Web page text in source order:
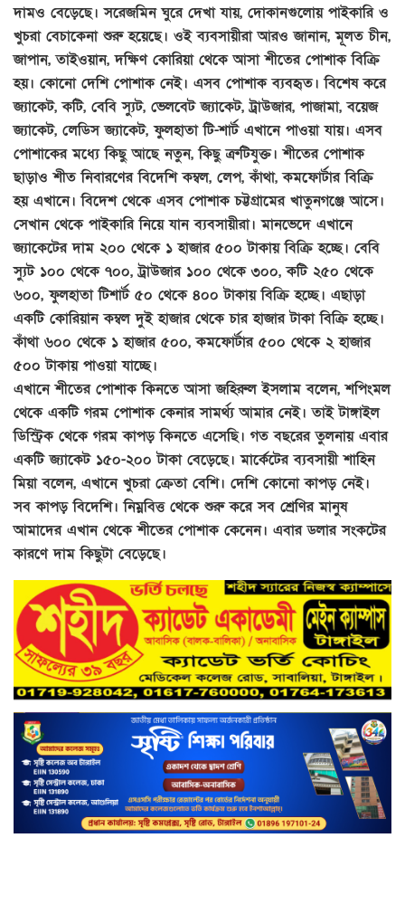
দামও বেড়েছে। সরেজমিন ঘুরে দেখা যায়, দোকানগুলোয় পাইকারি ও
খুচরা বেচাকেনা শুরু হয়েছে। ওই ব্যবসায়ীরা আরও জানান, মূলত চীন,
জাপান, তাইওয়ান, দক্ষিণ কোরিয়া থেকে আসা শীতের পোশাক বিক্রি
হয়। কোনো দেশি পোশাক নেই। এসব পোশাক ব্যবহৃত। বিশেষ করে
জ্যাকেট, কটি, বেবি স্যুট, ভেলবেট জ্যাকেট, ট্রাউজার, পাজামা, বয়েজ
জ্যাকেট, লেডিস জ্যাকেট, ফুলহাতা টি-শার্ট এখানে পাওয়া যায়। এসব
পোশাকের মধ্যে কিছু আছে নতুন, কিছু ত্রুটিযুক্ত। শীতের পোশাক
ছাড়াও শীত নিবারণের বিদেশি কম্বল, লেপ, কাঁথা, কমফোর্টার বিক্রি
হয় এখানে। বিদেশ থেকে এসব পোশাক চট্টগ্রামের খাতুনগঞ্জে আসে।
সেখান থেকে পাইকারি নিয়ে যান ব্যবসায়ীরা। মানভেদে এখানে
জ্যাকেটের দাম ২০০ থেকে ১ হাজার ৫০০ টাকায় বিক্রি হচ্ছে। বেবি
স্যুট ১০০ থেকে ৭০০, ট্রাউজার ১০০ থেকে ৩০০, কটি ২৫০ থেকে
৬০০, ফুলহাতা টিশার্ট ৫০ থেকে ৪০০ টাকায় বিক্রি হচ্ছে। এছাড়া
একটি কোরিয়ান কম্বল দুই হাজার থেকে চার হাজার টাকা বিক্রি হচ্ছে।
কাঁথা ৬০০ থেকে ১ হাজার ৫০০, কমফোর্টার ৫০০ থেকে ২ হাজার
৫০০ টাকায় পাওয়া যাচ্ছে।
এখানে শীতের পোশাক কিনতে আসা জহিরুল ইসলাম বলেন, শপিংমল
থেকে একটি গরম পোশাক কেনার সামর্থ্য আমার নেই। তাই টাঙ্গাইল
ডিস্ট্রিক থেকে গরম কাপড় কিনতে এসেছি। গত বছরের তুলনায় এবার
একটি জ্যাকেট ১৫০-২০০ টাকা বেড়েছে। মার্কেটের ব্যবসায়ী শাহিন
মিয়া বলেন, এখানে খুচরা ক্রেতা বেশি। দেশি কোনো কাপড় নেই।
সব কাপড় বিদেশি। নিম্নবিত্ত থেকে শুরু করে সব শ্রেণির মানুষ
আমাদের এখান থেকে শীতের পোশাক কেনেন। এবার ডলার সংকটের
কারণে দাম কিছুটা বেড়েছে।